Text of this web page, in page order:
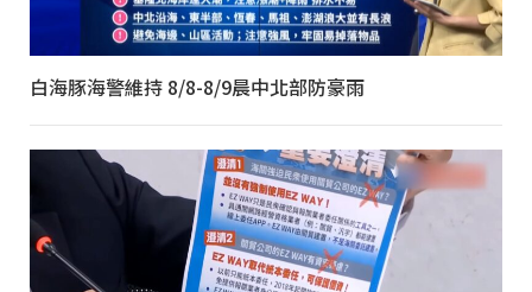
白海豚海警維持 8/8-8/9晨中北部防豪雨